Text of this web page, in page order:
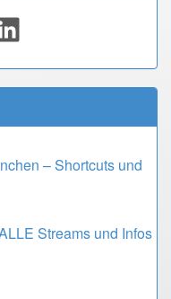
– Shortcuts und
Streams und Infos